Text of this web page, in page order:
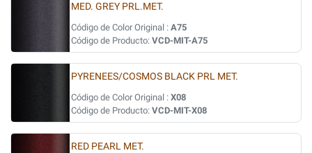
MED. GREY PRL.MET.
Código de Color Original : A75
Código de Producto: VCD-MIT-A75
PYRENEES/COSMOS BLACK PRL MET.
Código de Color Original : X08
Código de Producto: VCD-MIT-X08
RED PEARL MET.